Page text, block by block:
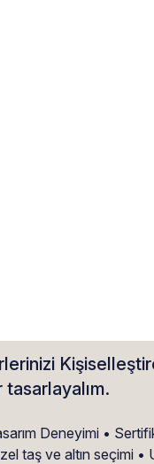
Deneyimi •
taş ve altın seçimi